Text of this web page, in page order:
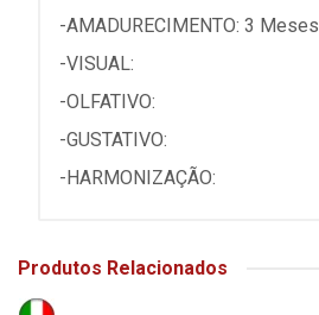
-AMADURECIMENTO: 3 Meses
-VISUAL:
-OLFATIVO:
-GUSTATIVO:
-HARMONIZAÇÃO:
Produtos Relacionados